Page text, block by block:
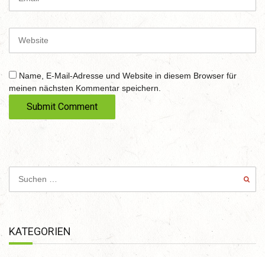
i
s
t
Name, E-Mail-Adresse und Website in diesem Browser für
meinen nächsten Kommentar speichern.
KATEGORIEN